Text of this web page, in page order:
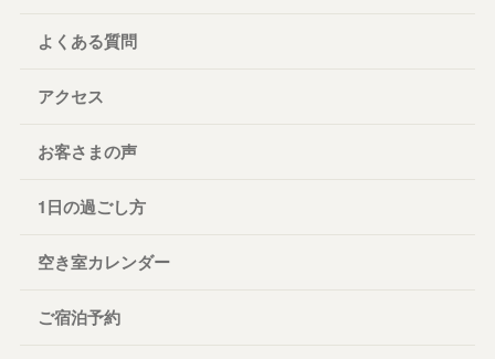
よくある質問
アクセス
お客さまの声
1日の過ごし方
空き室カレンダー
ご宿泊予約